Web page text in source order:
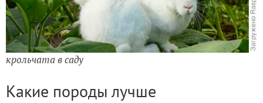
крольчата в саду
Какие породы лучше